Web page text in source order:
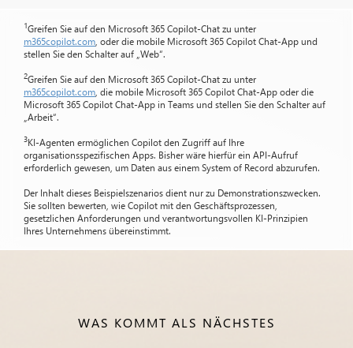
1Greifen Sie auf den Microsoft 365 Copilot-Chat zu unter
m365copilot.com , oder die mobile Microsoft 365 Copilot Chat-App und
stellen Sie den Schalter auf „Web“.
2Greifen Sie auf den Microsoft 365 Copilot-Chat zu unter
m365copilot.com , die mobile Microsoft 365 Copilot Chat-App oder die
Microsoft 365 Copilot Chat-App in Teams und stellen Sie den Schalter auf
„Arbeit“.
3KI-Agenten ermöglichen Copilot den Zugriff auf Ihre
organisationsspezifischen Apps. Bisher wäre hierfür ein API-Aufruf
erforderlich gewesen, um Daten aus einem System of Record abzurufen.
Der Inhalt dieses Beispielszenarios dient nur zu Demonstrationszwecken.
Sie sollten bewerten, wie Copilot mit den Geschäftsprozessen,
gesetzlichen Anforderungen und verantwortungsvollen KI-Prinzipien
Ihres Unternehmens übereinstimmt.
WAS KOMMT ALS NÄCHSTES